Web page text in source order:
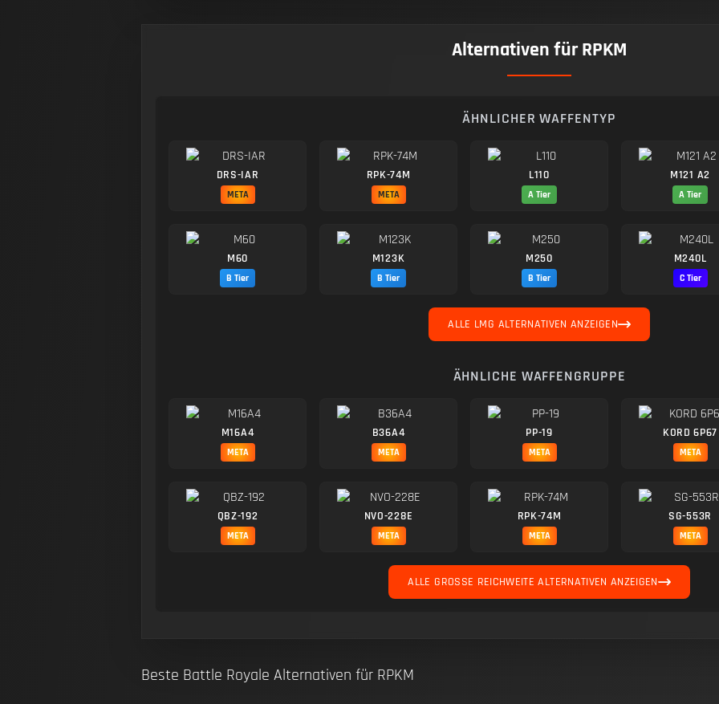
Alternativen für RPKM
ÄHNLICHER WAFFENTYP
DRS-IAR
META
RPK-74M
META
L110
A Tier
M121 A2
A Tier
M60
B Tier
M123K
B Tier
M250
B Tier
M240L
C Tier
ALLE LMG ALTERNATIVEN ANZEIGEN
ÄHNLICHE WAFFENGRUPPE
M16A4
META
B36A4
META
PP-19
META
KORD 6P67
META
QBZ-192
META
NVO-228E
META
RPK-74M
META
SG-553R
META
ALLE GROSSE REICHWEITE ALTERNATIVEN ANZEIGEN
Beste Battle Royale Alternativen für RPKM